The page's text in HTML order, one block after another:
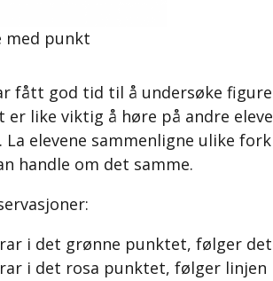
med punkt
fått god tid til å undersøke
er like viktig å høre på andre
La elevene sammenligne ulike
handle om det samme.
i det grønne punktet, følger
i det rosa punktet, følger linjen